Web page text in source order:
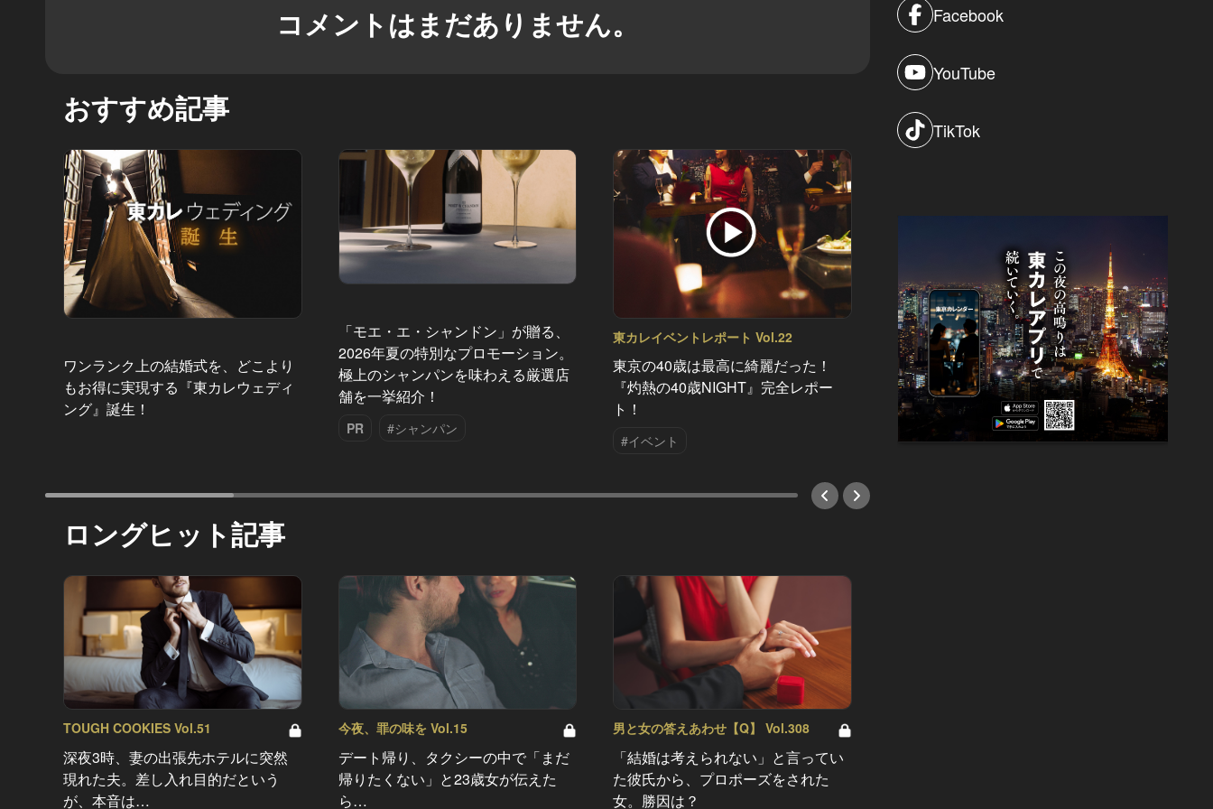
コメントはまだありません。
おすすめ記事
ワンランク上の結婚式を、どこより
もお得に実現する『東カレウェディ
ング』誕生！
「モエ・エ・シャンドン」が贈る、
2026年夏の特別なプロモーション。
極上のシャンパンを味わえる厳選店
舗を一挙紹介！
PR #シャンパン
東カレイベントレポート Vol.22
東京の40歳は最高に綺麗だった！
『灼熱の40歳NIGHT』完全レポー
ト！
#イベント
東カレイベントレポート Vol.26
東京タワーの麓から始まる恋やいか
に！？『東カレビギナーズNIGHT』
完全レポート！
#イベント
新宿、
都内最
中目黒
が楽し
ロングヒット記事
TOUGH COOKIES Vol.51
深夜3時、妻の出張先ホテルに突然
現れた夫。差し入れ目的だという
が、本音は…
今夜、罪の味を Vol.15
デート帰り、タクシーの中で「まだ
帰りたくない」と23歳女が伝えた
ら…
男と女の答えあわせ【Q】 Vol.308
「結婚は考えられない」と言ってい
た彼氏から、プロポーズをされた
女。勝因は？
Facebook
YouTube
TikTok